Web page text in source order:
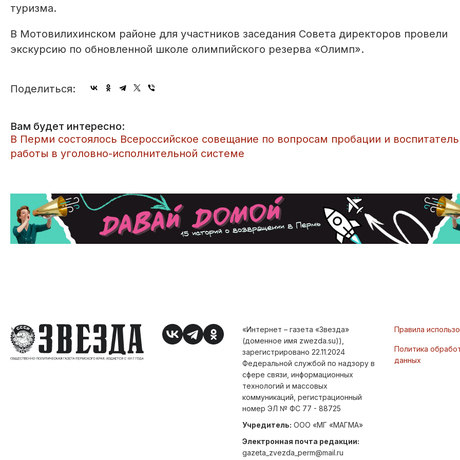
туризма.
В Мотовилихинском районе для участников заседания Совета директоров провели
экскурсию по обновленной школе олимпийского резерва «Олимп».
Поделиться:
Вам будет интересно:
В Перми состоялось Всероссийское совещание по вопросам пробации и
работы в уголовно-исполнительной системе
«Интернет – газета «Звезда»
(доменное имя zwezda.su)),
зарегистрировано 22.11.2024
Федеральной службой по надзору в
сфере связи, информационных
технологий и массовых
коммуникаций, регистрационный
номер ЭЛ № ФС 77 - 88725
Учредитель: ООО «МГ «МАГМА»
Электронная почта редакции:
gazeta_zvezda_perm@mail.ru
Правила
Политика
данных